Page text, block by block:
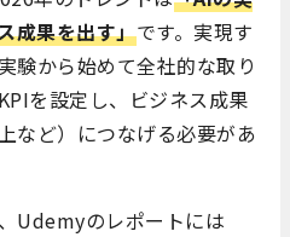
成果を出す」です。実現す
験から始めて全社的な取り
を設定し、ビジネス成果
など）につなげる必要があ
Udemyのレポートには